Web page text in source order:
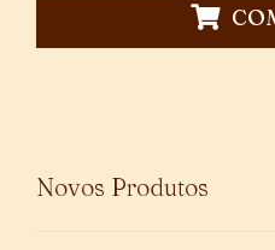
Novos Produtos